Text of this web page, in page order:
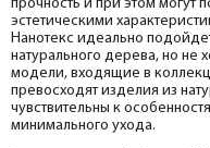
прочность и при этом могут
эстетическими
Нанотекс идеально
натурального дерева, но не
модели, входящие в
превосходят изделия из
чувствительны к
минимального ухода.